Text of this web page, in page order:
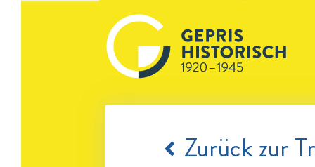
Zurück zur